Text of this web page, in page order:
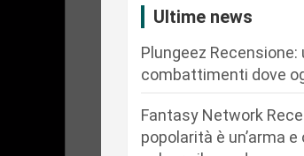
Ultime news
Plungeez
combattimenti dove
Fantasy Network
popolarità è un’arma e